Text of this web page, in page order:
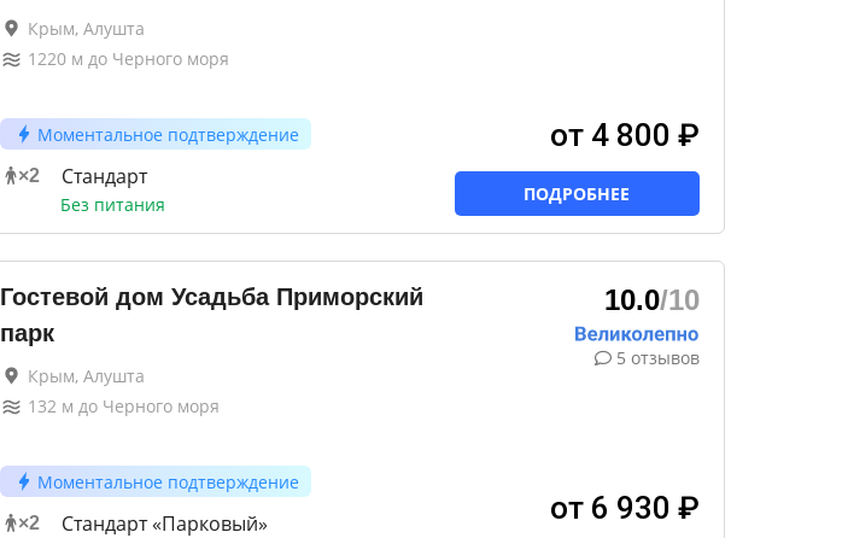
Крым, Алушта
1220м до Черного моря
Моментальное подтверждение
×2 Стандарт
Без питания
от 4 800 ₽
ПОДРОБНЕЕ
Гостевой дом Усадьба Приморский
парк
Крым, Алушта
132м до Черного моря
Моментальное подтверждение
×2 Стандарт «Парковый»
10.0/10
5 отзывов
от 6 930 ₽